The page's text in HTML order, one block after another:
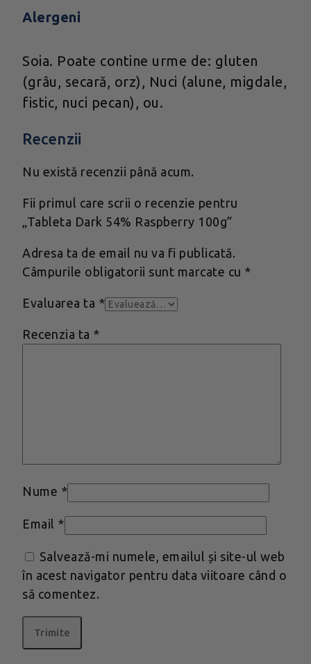
Alergeni
Soia. Poate contine urme de: gluten
(grâu, secară, orz), Nuci (alune, migdale,
fistic, nuci pecan), ou.
Recenzii
Nu există recenzii până acum.
Fii primul care scrii o recenzie pentru
„Tableta Dark 54% Raspberry 100g”
Adresa ta de email nu va fi publicată.
Câmpurile obligatorii sunt marcate cu *
Evaluarea ta *
Recenzia ta *
Nume *
Email *
Salvează-mi numele, emailul și site-ul web
în acest navigator pentru data viitoare când o
să comentez.